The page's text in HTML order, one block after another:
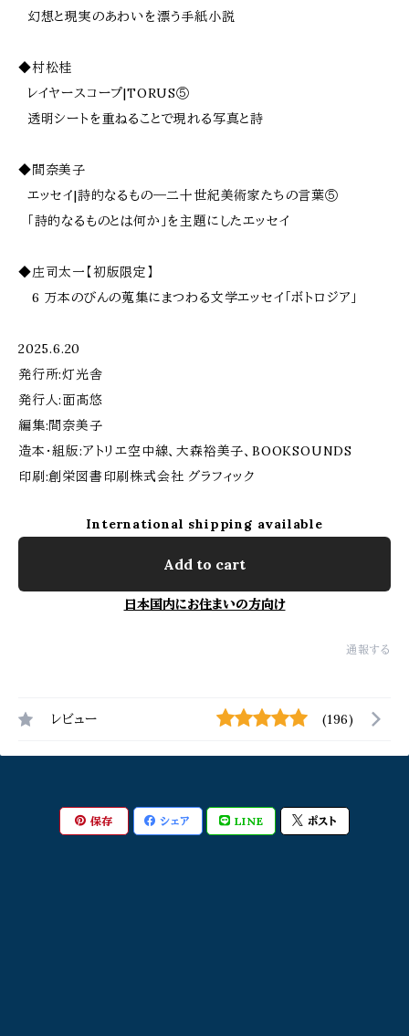
幻想と現実のあわいを漂う手紙小説
◆村松桂
レイヤースコープ|TORUS⑤
透明シートを重ねることで現れる写真と詩
◆間奈美子
エッセイ|詩的なるもの―二十世紀美術家たちの言葉⑤
「詩的なるものとは何か」を主題にしたエッセイ
◆庄司太一【初版限定】
6 万本のびんの蒐集にまつわる文学エッセイ「ボトロジア」
2025.6.20
発行所:灯光舎
発行人:面髙悠
編集:間奈美子
造本・組版:アトリエ空中線、大森裕美子、BOOKSOUNDS
印刷:創栄図書印刷株式会社 グラフィック
International shipping available
Add to cart
日本国内にお住まいの方向け
通報する
レビュー (196)
保存 シェア LINE ポスト